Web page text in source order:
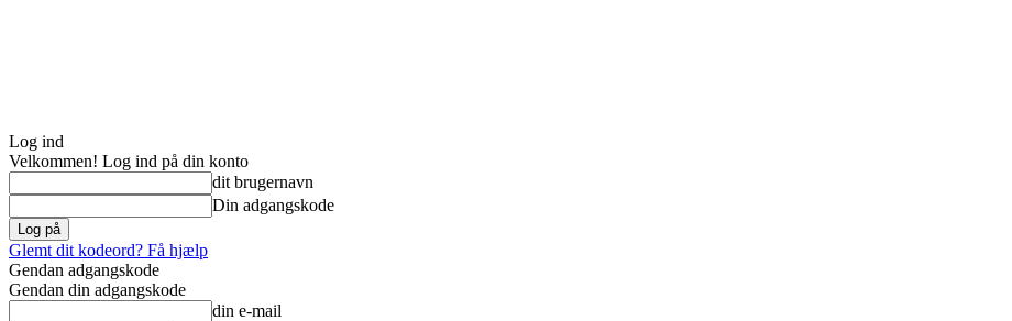
Log ind
Velkommen! Log ind på din konto
dit brugernavn
Din adgangskode
Glemt dit kodeord? Få hjælp
Gendan adgangskode
Gendan din adgangskode
din e-mail